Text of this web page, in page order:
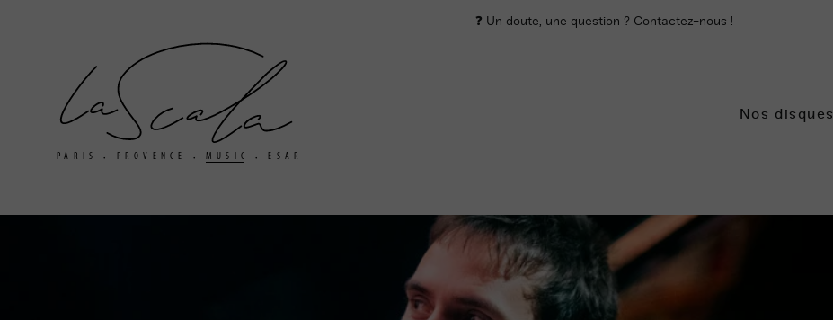
❓ Un doute, une question ? Contactez-nous !
PARIS • PROVENCE • MUSIC • ESAR
Nos disques